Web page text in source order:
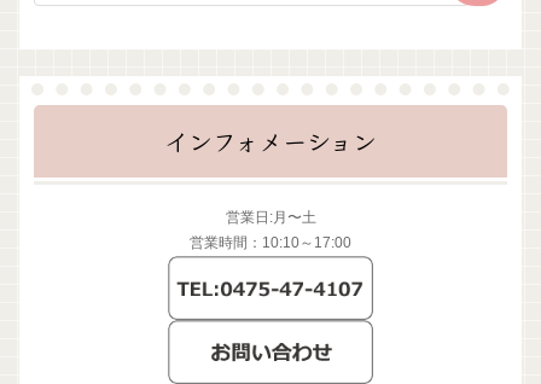
インフォメーション
営業日:月〜土
営業時間：10:10～17:00